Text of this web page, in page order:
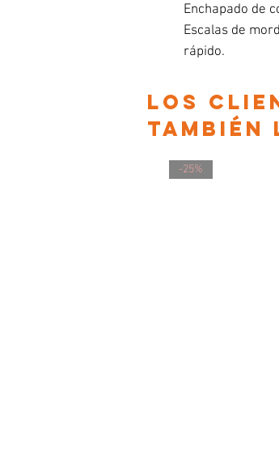
Enchapado de
Escalas de
rápido.
Los
también
-25%